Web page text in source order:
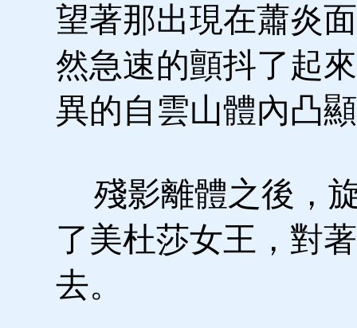
望著那出現在蕭炎
然急速的顫抖了起
異的自雲山體內凸
殘影離體之後，
了美杜莎女王，對
去。